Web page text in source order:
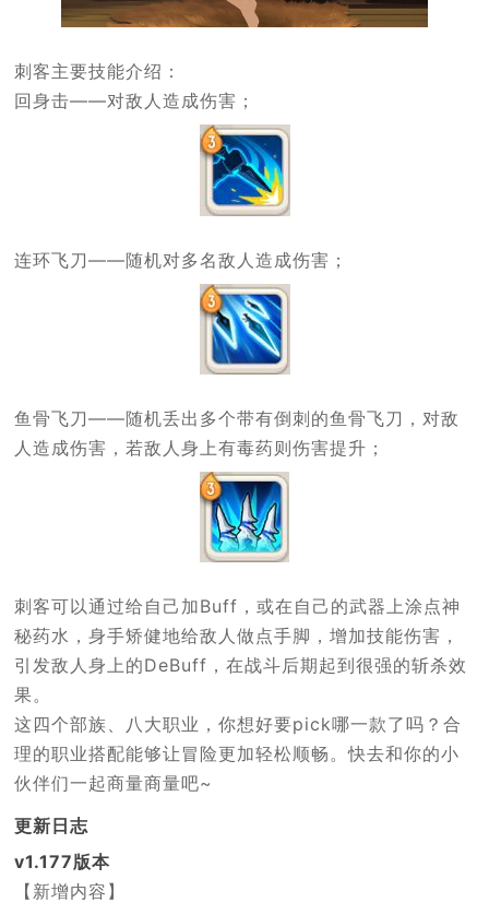
刺客主要技能介绍：
回身击——对敌人造成伤害；
连环飞刀——随机对多名敌人造成伤害；
鱼骨飞刀——随机丢出多个带有倒刺的鱼骨飞刀，对敌
人造成伤害，若敌人身上有毒药则伤害提升；
刺客可以通过给自己加Buff，或在自己的武器上涂点神
秘药水，身手矫健地给敌人做点手脚，增加技能伤害，
引发敌人身上的DeBuff，在战斗后期起到很强的斩杀效
果。
这四个部族、八大职业，你想好要pick哪一款了吗？合
理的职业搭配能够让冒险更加轻松顺畅。快去和你的小
伙伴们一起商量商量吧~
更新日志
v1.177版本
【新增内容】